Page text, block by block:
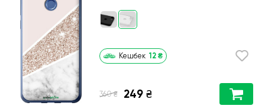
Кешбек 12 ₴
360 ₴ 249 ₴